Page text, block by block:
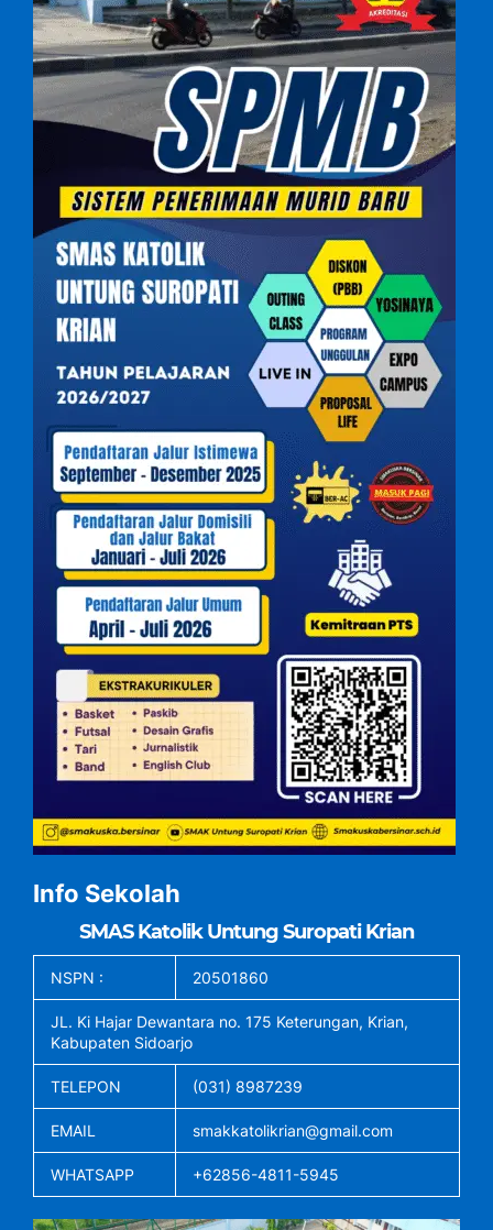
Info Sekolah
SMAS Katolik Untung Suropati Krian
NSPN : 20501860
JL. Ki Hajar Dewantara no. 175 Keterungan, Krian,
Kabupaten Sidoarjo
TELEPON (031) 8987239
EMAIL smakkatolikrian@gmail.com
WHATSAPP +62856-4811-5945